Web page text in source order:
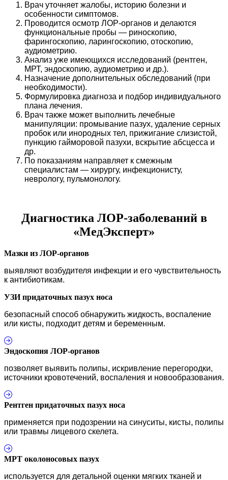
Врач уточняет жалобы, историю болезни и
особенности симптомов.
Проводится осмотр ЛОР-органов и делаются
функциональные пробы — риноскопию,
фарингоскопию, ларингоскопию, отоскопию,
аудиометрию.
Анализ уже имеющихся исследований (рентген,
МРТ, эндоскопию, аудиометрию и др.).
Назначение дополнительных обследований (при
необходимости).
Формулировка диагноза и подбор индивидуального
плана лечения.
Врач также может выполнить лечебные
манипуляции: промывание пазух, удаление серных
пробок или инородных тел, прижигание слизистой,
пункцию гайморовой пазухи, вскрытие абсцесса и
др.
По показаниям направляет к смежным
специалистам — хирургу, инфекционисту,
неврологу, пульмонологу.
Диагностика ЛОР-заболеваний в
«МедЭксперт»
Мазки из ЛОР-органов
выявляют возбудителя инфекции и его чувствительность
к антибиотикам.
УЗИ придаточных пазух носа
безопасный способ обнаружить жидкость, воспаление
или кисты, подходит детям и беременным.
Эндоскопия ЛОР-органов
позволяет выявить полипы, искривление перегородки,
источники кровотечений, воспаления и новообразования.
Рентген придаточных пазух носа
применяется при подозрении на синуситы, кисты, полипы
или травмы лицевого скелета.
МРТ околоносовых пазух
используется для детальной оценки мягких тканей и